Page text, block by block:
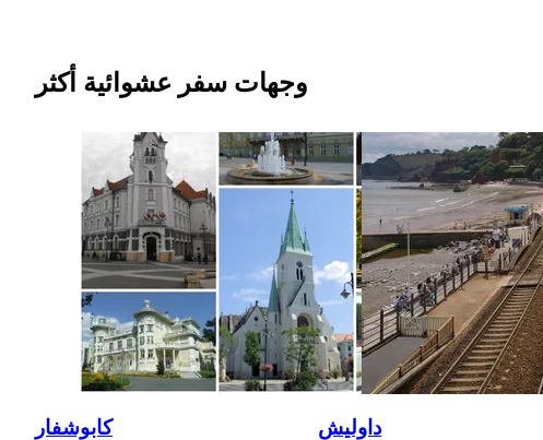
وجهات سفر عشوائية أكثر
كابوشفار داوليش